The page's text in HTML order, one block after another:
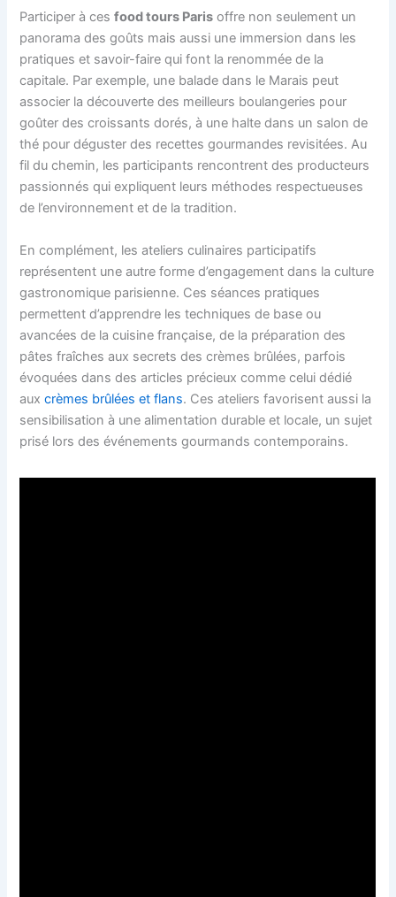
Participer à cesfood tours Paris offre non seulement un
panorama des goûts mais aussi une immersion dans les
pratiques et savoir-faire qui font la renommée de la
capitale. Par exemple, une balade dans le Marais peut
associer la découverte des meilleurs boulangeries pour
goûter des croissants dorés, à une halte dans un salon de
thé pour déguster des recettes gourmandes revisitées. Au
fil du chemin, les participants rencontrent des producteurs
passionnés qui expliquent leurs méthodes respectueuses
de l’environnement et de la tradition.
En complément, les ateliers culinaires participatifs
représentent une autre forme d’engagement dans la culture
gastronomique parisienne. Ces séances pratiques
permettent d’apprendre les techniques de base ou
avancées de la cuisine française, de la préparation des
pâtes fraîches aux secrets des crèmes brûlées, parfois
évoquées dans des articles précieux comme celui dédié
auxcrèmes brûlées et flans. Ces ateliers favorisent aussi la
sensibilisation à une alimentation durable et locale, un sujet
prisé lors des événements gourmands contemporains.